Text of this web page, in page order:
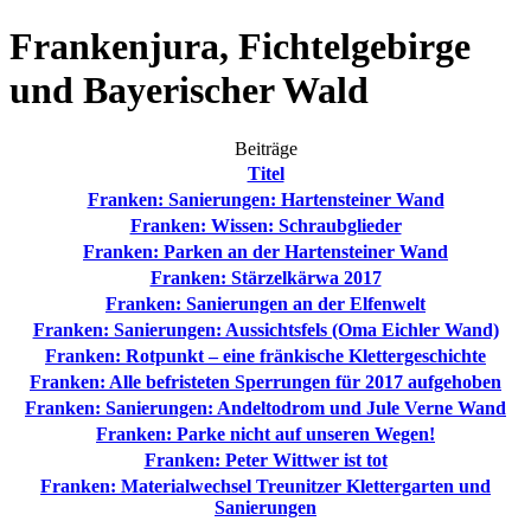
Frankenjura, Fichtelgebirge
und Bayerischer Wald
Beiträge
Titel
Franken: Sanierungen: Hartensteiner Wand
Franken: Wissen: Schraubglieder
Franken: Parken an der Hartensteiner Wand
Franken: Stärzelkärwa 2017
Franken: Sanierungen an der Elfenwelt
Franken: Sanierungen: Aussichtsfels (Oma Eichler Wand)
Franken: Rotpunkt – eine fränkische Klettergeschichte
Franken: Alle befristeten Sperrungen für 2017 aufgehoben
Franken: Sanierungen: Andeltodrom und Jule Verne Wand
Franken: Parke nicht auf unseren Wegen!
Franken: Peter Wittwer ist tot
Franken: Materialwechsel Treunitzer Klettergarten und
Sanierungen